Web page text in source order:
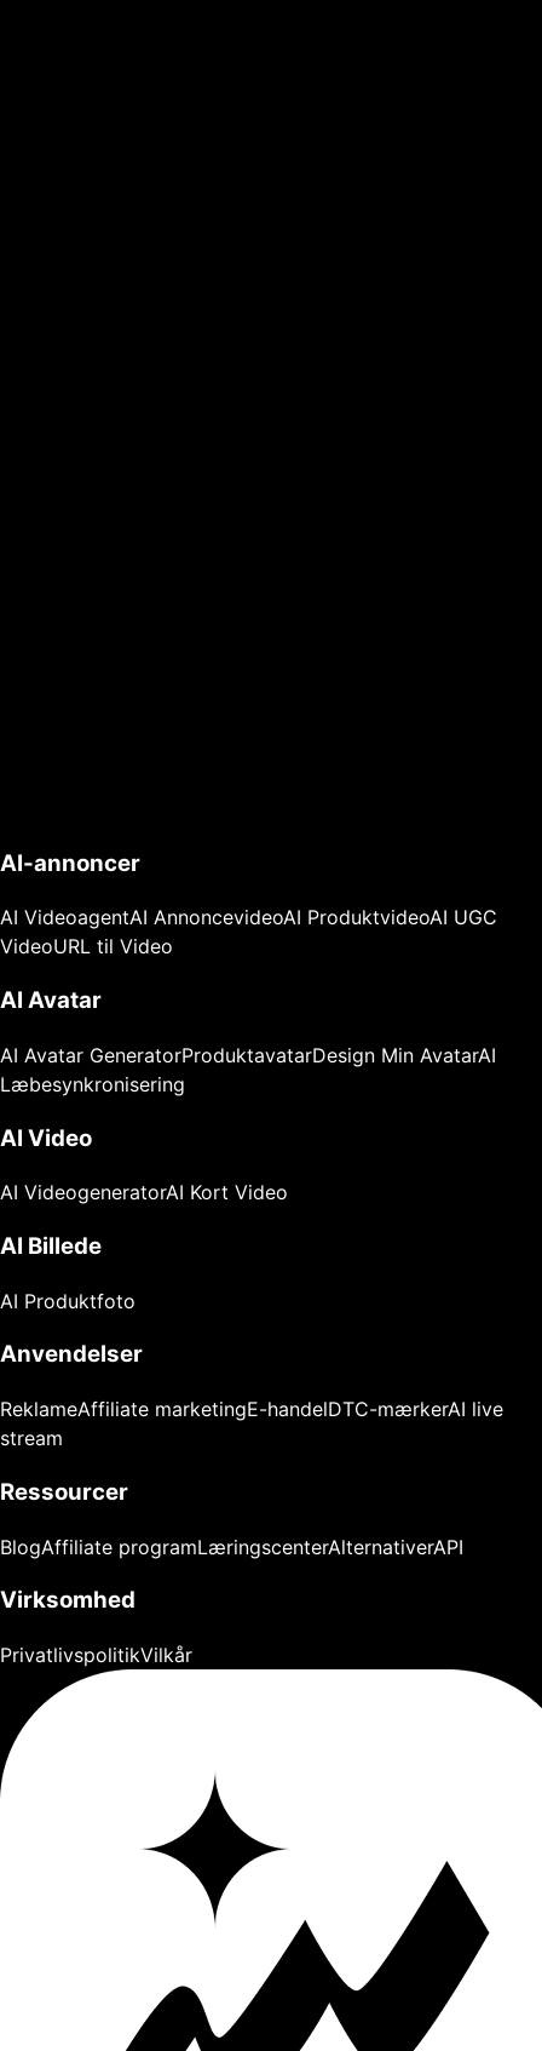
AI-annoncer
AI VideoagentAI AnnoncevideoAI ProduktvideoAI UGC
VideoURL til Video
AI Avatar
AI Avatar GeneratorProduktavatarDesign Min AvatarAI
Læbesynkronisering
AI Video
AI VideogeneratorAI Kort Video
AI Billede
AI Produktfoto
Anvendelser
ReklameAffiliate marketingE-handelDTC-mærkerAI live
stream
Ressourcer
BlogAffiliate programLæringscenterAlternativerAPI
Virksomhed
PrivatlivspolitikVilkår